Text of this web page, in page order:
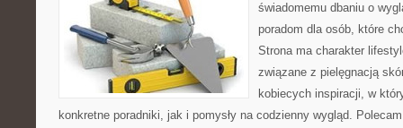
świadomemu dbaniu o
poradom dla osób, które
Strona ma charakter
związane z pielęgnacją
kobiecych inspiracji, w
konkretne poradniki, jak i pomysły na codzienny wygląd.